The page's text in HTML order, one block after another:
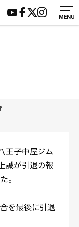
MENU
ム
2原嶋ビル1F
14:00〜19:00
介
ター募集
王子中屋ジム
誠が引退の報
。
を最後に引退